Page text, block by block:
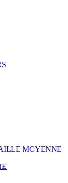
MOYENNE